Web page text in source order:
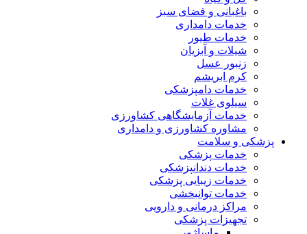
باغبانی و فضای سبز
خدمات دامداری
خدمات طیور
شیلات و آبزیان
زنبور عسل
کرم ابریشم
خدمات دامپزشکی
سیلوی غلات
خدمات آزمایشگاهی کشاورزی
مشاوره کشاورزی و دامداری
پزشکی و سلامت
خدمات پزشکی
خدمات دندانپزشکی
خدمات زیبایی پزشکی
خدمات توانبخشی
مراکز درمانی و دارویی
تجهیزات پزشکی